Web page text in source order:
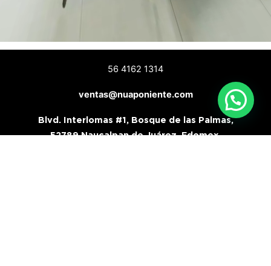
56 4162 1314
ventas@nuaponiente.com
Blvd. Interlomas #1, Bosque de las Palmas,
52789 Naucalpan de Juárez, Edomex.